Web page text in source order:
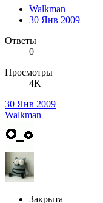
Walkman
30 Янв 2009
Ответы
0
Просмотры
4K
30 Янв 2009
Walkman
Закрыта